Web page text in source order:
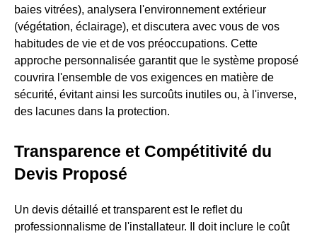
baies vitrées), analysera l'environnement extérieur
(végétation, éclairage), et discutera avec vous de vos
habitudes de vie et de vos préoccupations. Cette
approche personnalisée garantit que le système proposé
couvrira l'ensemble de vos exigences en matière de
sécurité, évitant ainsi les surcoûts inutiles ou, à l'inverse,
des lacunes dans la protection.
Transparence et Compétitivité du
Devis Proposé
Un devis détaillé et transparent est le reflet du
professionnalisme de l'installateur. Il doit inclure le coût